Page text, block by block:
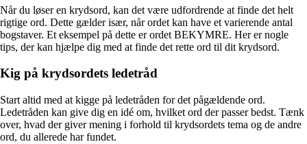
Når du løser en krydsord, kan det være udfordrende at finde det helt
rigtige ord. Dette gælder især, når ordet kan have et varierende antal
bogstaver. Et eksempel på dette er ordet BEKYMRE. Her er nogle
tips, der kan hjælpe dig med at finde det rette ord til dit krydsord.
Kig på krydsordets ledetråd
Start altid med at kigge på ledetråden for det pågældende ord.
Ledetråden kan give dig en idé om, hvilket ord der passer bedst. Tænk
over, hvad der giver mening i forhold til krydsordets tema og de andre
ord, du allerede har fundet.